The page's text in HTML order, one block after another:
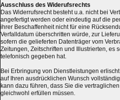
Ausschluss des Widerufsrechts
Das Widerrufsrecht besteht u.a. nicht bei
angefertigt werden oder eindeutig auf die
ihrer Beschaffenheit nicht für eine
Verfalldatum überschritten würde, zur
sofern die gelieferten Datenträger vom
Zeitungen, Zeitschriften und Illustrierten, es
telefonisch gegeben hat.
Bei Erbringung von Dienstleistungen
auf Ihren ausdrücklichen Wunsch
kann dazu führen, dass Sie die
gleichwohl erfüllen müssen.